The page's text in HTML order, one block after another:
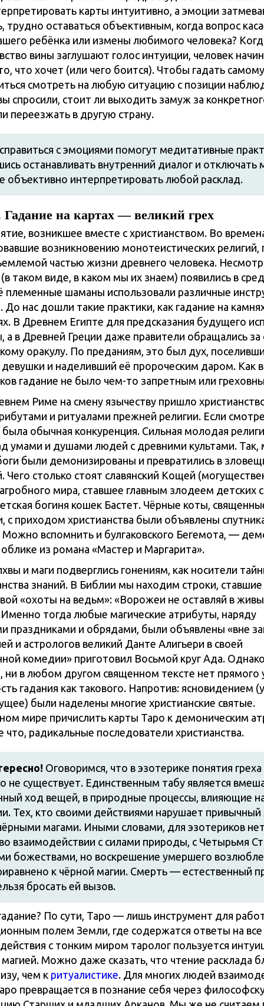
карты интуитивно, а эмоции
трудно оставаться объективным, когда вопрос
ребёнка или измены любимого человека?
вины заглушают голос интуиции, человек
что хочет (или чего боится). Чтобы гадать
смотреть на любую ситуацию с позиции
спросили, стоит ли выходить замуж за
переезжать в другую страну.
с эмоциями помогут медитативные
останавливать внутренний диалог и отключать
объективно интерпретировать любой расклад.
на картах — великий грех
возникшее вместе с христианством. Во
возникновению монотеистических религий,
частью жизни древнего человека.
таком виде, в каком мы их знаем) появились в
племенные шаманы использовали различные
До нас дошли такие практики, как гадание на
В Древнем Египте для предсказания будущего
в Древней Греции даже правители обращались за
оракулу. По преданиям, это был дух,
девушки и наделивший её пророческим даром. Как
гадание не было чем-то запретным или
Риме на смену язычеству пришло
и ритуалами прежней религии. Если
обычная конкуренция. Сильная молодая
умами и душами людей с древними культами. Так,
были демонизированы и превратились в
Чего столько стоят славянский Кощей
мира, ставшее главным злодеем детских
богиня кошек Бастет. Чёрные коты,
с приходом христианства были объявлены
Можно вспомнить и булгаковского Бегемота, —
из романа «Мастер и Маргарита».
и маги подверглись гонениям, как носители
знаний. В Библии мы находим строки,
«охоты на ведьм»: «Ворожеи не оставляй в
тогда любые магические атрибуты, наряду
праздниками и обрядами, были объявлены «вне
и астрологов великий Данте Алигьери в своей
комедии» приготовил Восьмой круг Ада.
ни в любом другом священном тексте нет прямого
гадания как такового. Напротив: ясновидением
были наделены многие христианские святые.
мире причислить карты Таро к демоническим
что, радикальные последователи христианства.
Оговоримся, что в эзотерике понятия греха
не существует. Единственным табу является
ход вещей, в природные процессы, влияющие
Тех, кто своими действиями нарушает
магами. Иными словами, для эзотериков
взаимодействии с силами природы, с Четырьмя
божествами, но воскрешение умершего
к чёрной магии. Смерть — естественный
бросать ей вызов.
По сути, Таро — лишь инструмент для
полем Земли, где содержатся ответы на
с тонким миром таролог пользуется
магией. Можно даже сказать, что чтение расклада
чем к ритуалистике. Для многих людей
превращается в познание себя через